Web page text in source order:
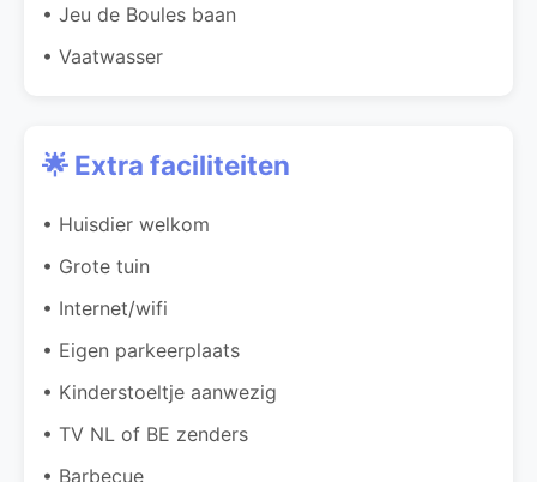
• Jeu de Boules baan
• Vaatwasser
🌟 Extra faciliteiten
• Huisdier welkom
• Grote tuin
• Internet/wifi
• Eigen parkeerplaats
• Kinderstoeltje aanwezig
• TV NL of BE zenders
• Barbecue